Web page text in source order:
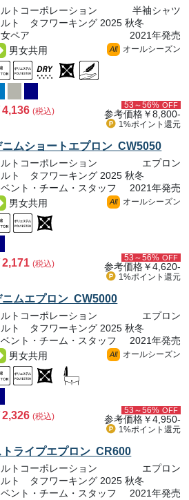
トコーポレーション
半袖シャツ
ルト タフワーキング 2025 秋冬
ペア
2021年発売
男女共用
All オールシーズン
4,136(税込)
53～56% OFF
参考価格￥8,800-
1%ポイント 還元
ニムショートエプロン CW5050
トコーポレーション
エプロン
ルト タフワーキング 2025 秋冬
ント・チーム・スタッフ
2021年発売
男女共用
All オールシーズン
2,171(税込)
53～56% OFF
参考価格￥4,620-
1%ポイント 還元
ニムエプロン CW5000
トコーポレーション
エプロン
ルト タフワーキング 2025 秋冬
ント・チーム・スタッフ
2021年発売
男女共用
All オールシーズン
2,326(税込)
53～56% OFF
参考価格￥4,950-
1%ポイント 還元
トライプエプロン CR600
トコーポレーション
エプロン
ルト タフワーキング 2025 秋冬
ント・チーム・スタッフ
2021年発売